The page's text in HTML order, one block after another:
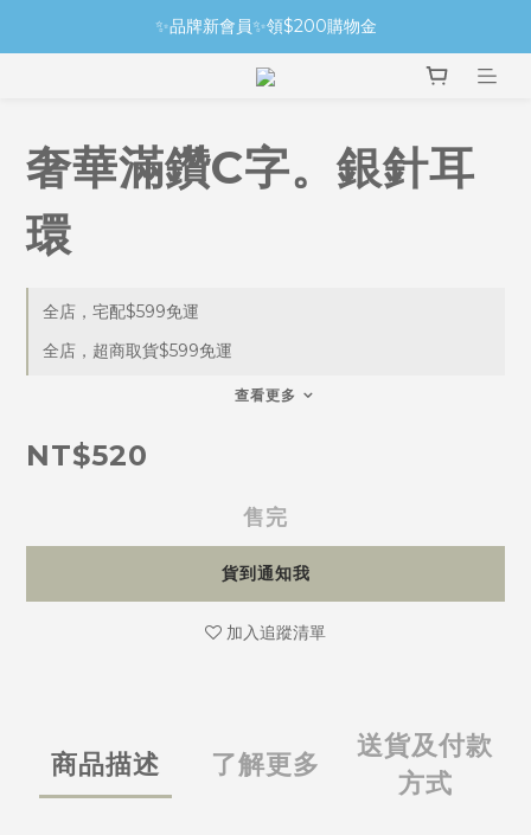
✨品牌新會員✨領$200購物金
奢華滿鑽C字。銀針耳
環
全店，宅配$599免運
全店，超商取貨$599免運
查看更多
NT$520
售完
貨到通知我
加入追蹤清單
商品描述 了解更多
送貨及付款
方式